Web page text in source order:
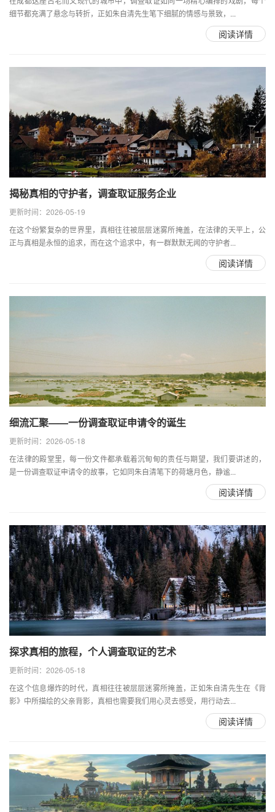
细节都充满了悬念与转折，正如朱自清先生笔下细腻的情感与景致，...
阅读详情
揭秘真相的守护者，调查取证服务企业
更新时间：2026-05-19
在这个纷繁复杂的世界里，真相往往被层层迷雾所掩盖，在法律的天平上，公
正与真相是永恒的追求，而在这个追求中，有一群默默无闻的守护者...
阅读详情
细流汇聚——一份调查取证申请令的诞生
更新时间：2026-05-18
在法律的殿堂里，每一份文件都承载着沉甸甸的责任与期望，我们要讲述的，
是一份调查取证申请令的故事，它如同朱自清笔下的荷塘月色，静谧...
阅读详情
探求真相的旅程，个人调查取证的艺术
更新时间：2026-05-18
在这个信息爆炸的时代，真相往往被层层迷雾所掩盖，正如朱自清先生在《背
影》中所描绘的父亲背影，真相也需要我们用心灵去感受，用行动去...
阅读详情